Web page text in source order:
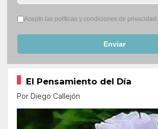
Términos del servicio*
Acepto las políticas y condiciones de privacidad.
Enviar
El Pensamiento del Día
Por Diego Callejón